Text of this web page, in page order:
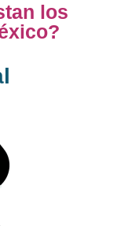
los